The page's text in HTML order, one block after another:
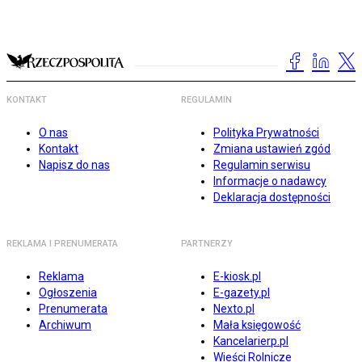
KONTAKT
O nas
Kontakt
Napisz do nas
REGULAMIN
Polityka Prywatności
Zmiana ustawień zgód
Regulamin serwisu
Informacje o nadawcy
Deklaracja dostępności
REKLAMA I PRENUMERATA
Reklama
Ogłoszenia
Prenumerata
Archiwum
PARTNERZY
E-kiosk.pl
E-gazety.pl
Nexto.pl
Mała księgowość
Kancelarierp.pl
Wieści Rolnicze